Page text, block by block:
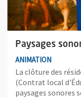
Paysages
ANIMATION
La clôture des
(Contrat local
paysages sonores